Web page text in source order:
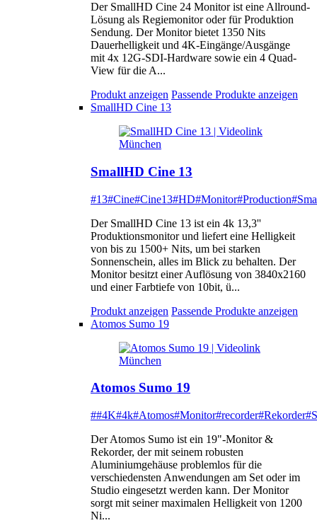
Der SmallHD Cine 24 Monitor ist eine Allround-
Lösung als Regiemonitor oder für Produktion
Sendung. Der Monitor bietet 1350 Nits
Dauerhelligkeit und 4K-Eingänge/Ausgänge
mit 4x 12G-SDI-Hardware sowie ein 4 Quad-
View für die A...
Produkt anzeigen Passende Produkte anzeigen
SmallHD Cine 13
SmallHD Cine 13
#13#Cine#Cine13#HD#Monitor#Production
Der SmallHD Cine 13 ist ein 4k 13,3''
Produktionsmonitor und liefert eine Helligkeit
von bis zu 1500+ Nits, um bei starken
Sonnenschein, alles im Blick zu behalten. Der
Monitor besitzt einer Auflösung von 3840x2160
und einer Farbtiefe von 10bit, ü...
Produkt anzeigen Passende Produkte anzeigen
Atomos Sumo 19
Atomos Sumo 19
##4K#4k#Atomos#Monitor#recorder#Rekorder
Der Atomos Sumo ist ein 19"-Monitor &
Rekorder, der mit seinem robusten
Aluminiumgehäuse problemlos für die
verschiedensten Anwendungen am Set oder im
Studio eingesetzt werden kann. Der Monitor
sorgt mit seiner maximalen Helligkeit von 1200
Ni...